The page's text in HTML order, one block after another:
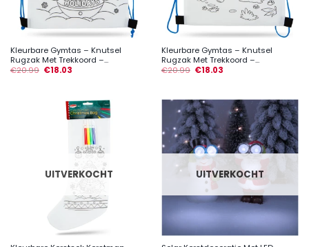
Kleurbare Gymtas – Knutsel
Rugzak Met Trekkoord –...
€20.99 €18.03
Kleurbare Gymtas – Knutsel
Rugzak Met Trekkoord –...
€20.99 €18.03
UITVERKOCHT UITVERKOCHT